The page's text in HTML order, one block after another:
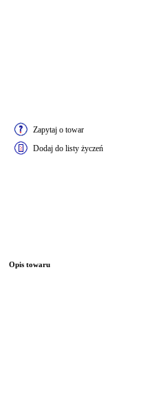
Zapytaj o towar
Dodaj do listy życzeń
Opis towaru